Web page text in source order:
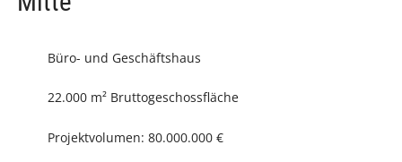
Büro- und Geschäftshaus
22.000 m² Bruttogeschossfläche
Projektvolumen: 80.000.000 €